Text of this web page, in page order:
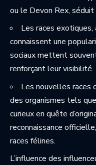
ou le Devon Rex,
Les races exotiques,
connaissent une
sociaux mettent
renforçant leur visibilité.
Les nouvelles races
des organismes tels
curieux en quête
reconnaissance
races félines.
L’influence des